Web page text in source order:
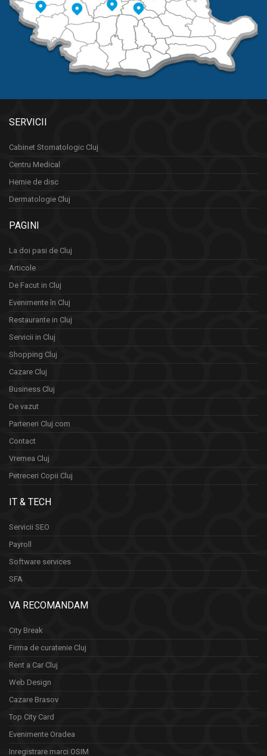
SERVICII
Cabinet Stomatologic Cluj
Centru Medical
Hernie de disc
Dermatologie Cluj
PAGINI
La doi pasi de Cluj
Articole
De Facut in Cluj
Evenimente în Cluj
Restaurante in Cluj
Servicii in Cluj
Shopping Cluj
Cazare Cluj
Business Cluj
De vazut
Parteneri Cluj.com
Contact
Vremea Cluj
Petreceri Copii Cluj
IT & TECH
Servicii SEO
Payroll
Software services
SFA
VA RECOMANDAM
City Break
Firma de curatenie Cluj
Rent a Car Cluj
Web Design
Cazare Brasov
Top City Card
Evenimente Oradea
Inregistrare marci OSIM